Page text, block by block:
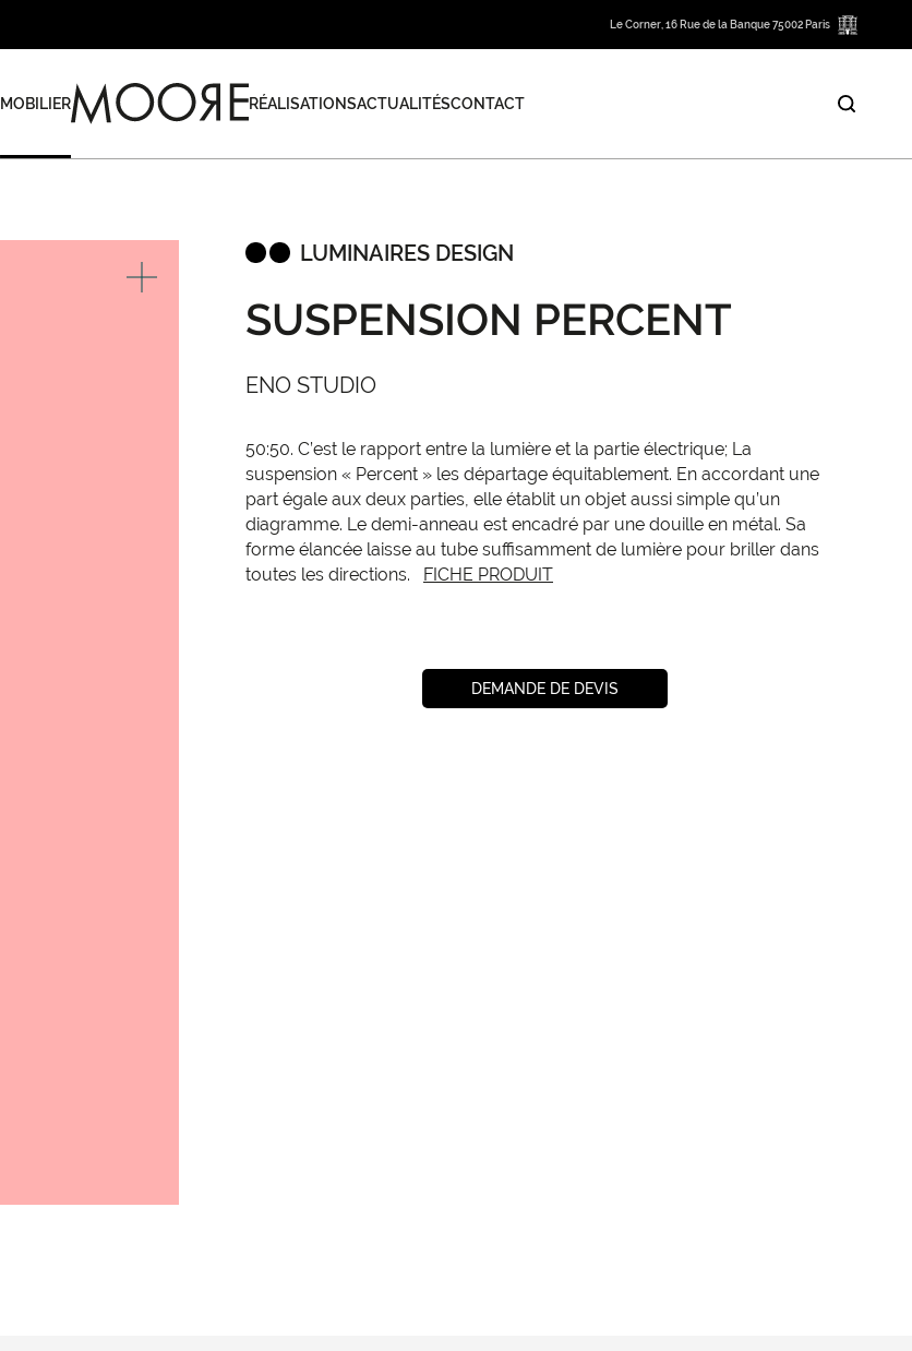
Le Corner, 16 Rue de la Banque 75002 Paris
MOBILIER RÉALISATIONSACTUALITÉSCONTACT
LUMINAIRES DESIGN
SUSPENSION PERCENT
ENO STUDIO
50:50. C’est le rapport entre la lumière et la partie électrique; La
suspension « Percent » les départage équitablement. En accordant une
part égale aux deux parties, elle établit un objet aussi simple qu’un
diagramme. Le demi-anneau est encadré par une douille en métal. Sa
forme élancée laisse au tube suffisamment de lumière pour briller dans
toutes les directions. FICHE PRODUIT
DEMANDE DE DEVIS